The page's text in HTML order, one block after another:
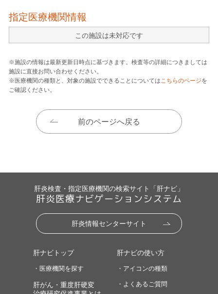
指定医療機関情報
この施設は未対応です
※施設の情報は最新更新日時点に基づきます。検査等の詳細につきましては
施設に直接お問い合わせください。
※医療機関の種類と、対象の施設でできることについてはこちらのページを
ご確認ください。
前のページへ戻る
肝炎検査・指定医療機関の検索サイト「肝ナビ」
肝炎医療ナビゲーションシステム
肝炎情報センターサイト
肝ナビトップ
・医療機関を探す
肝がん・重度肝硬変
肝ナビの使い方
・アイコンの種類
・よくあるご質問